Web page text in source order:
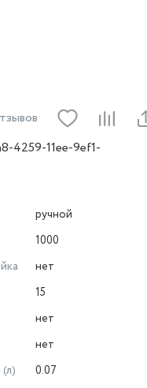
4259-11ee-9ef1-
ручной
1000
нет
15
нет
нет
0.07